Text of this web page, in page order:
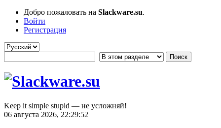
Добро пожаловать на Slackware.su.
Войти
Регистрация
Keep it simple stupid — не усложняй!
06 августа 2026, 22:29:52